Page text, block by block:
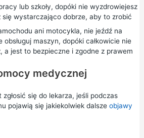
lub szkoły, dopóki nie wyzdrowiejesz
się wystarczająco dobrze, aby to zrobić
ani motocykla, nie jeźdź na
obsługuj maszyn, dopóki całkowicie nie
a jest to bezpieczne i zgodne z prawem
medycznej
się do lekarza, jeśli podczas
pojawią się jakiekolwiek dalsze objawy